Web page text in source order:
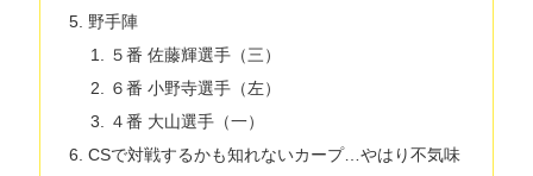
野手陣
５番 佐藤輝選手（三）
６番 小野寺選手（左）
４番 大山選手（一）
CSで対戦するかも知れないカープ…やはり不気味